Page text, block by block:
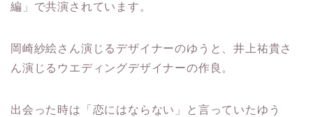
編」で共演されています。
岡崎紗絵さん演じるデザイナーのゆうと、井上祐貴さ
ん演じるウエディングデザイナーの作良。
出会った時は「恋にはならない」と言っていたゆう